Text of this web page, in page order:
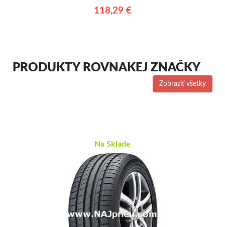
118,29 €
PRODUKTY ROVNAKEJ ZNAČKY
Zobraziť všetky
Na Sklade